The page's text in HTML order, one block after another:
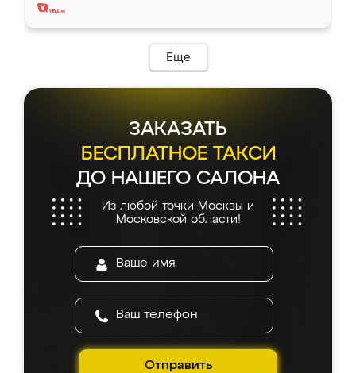
Еще
ЗАКАЗАТЬ
БЕСПЛАТНОЕ ТАКСИ
ДО НАШЕГО САЛОНА
Из любой точки Москвы и
Московской области!
Отправить